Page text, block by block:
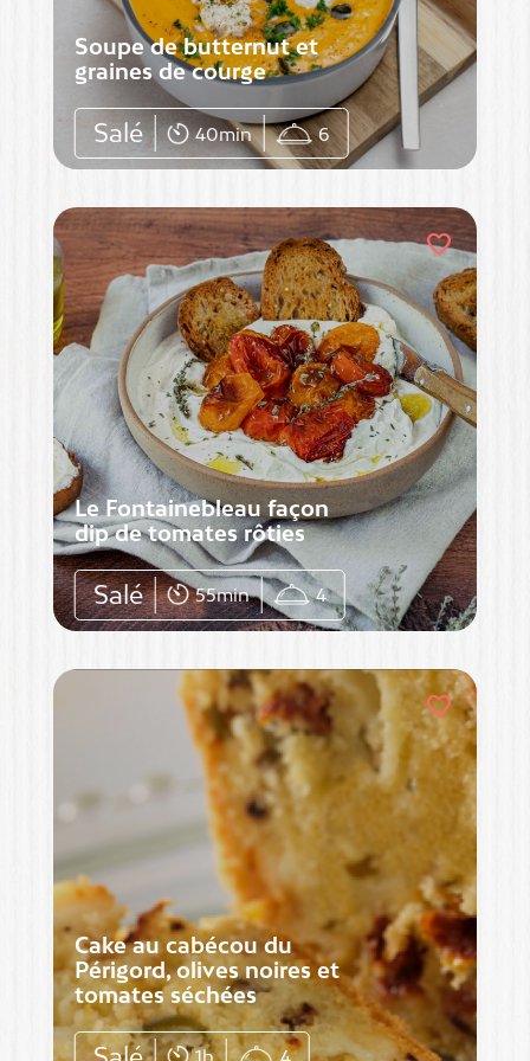
Soupe de butternut et
graines de courge
Salé 40min 6
favorite
Le Fontainebleau façon
dip de tomates rôties
Salé 55min 4
favorite
Cake au cabécou du
Périgord, olives noires et
tomates séchées
1h 4